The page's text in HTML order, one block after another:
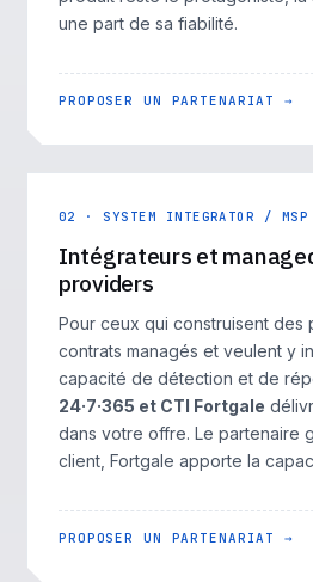
une part de sa fiabilité.
PROPOSER UN PARTENARIAT →
02 · SYSTEM INTEGRATOR / MSP
Intégrateurs et
providers
Pour ceux qui construisent des
contrats managés et veulent y
capacité de détection et de
24·7·365 et CTI Fortgale
dans votre offre. Le partenaire
client, Fortgale apporte la
PROPOSER UN PARTENARIAT →